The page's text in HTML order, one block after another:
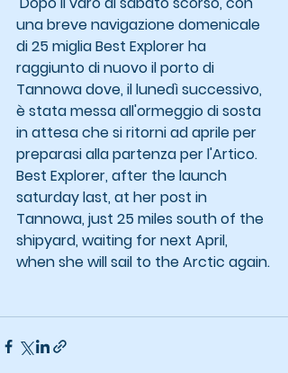
una breve navigazione domenicale
di 25 miglia Best Explorer ha
raggiunto di nuovo il porto di
Tannowa dove, il lunedì successivo,
è stata messa all'ormeggio di sosta
in attesa che si ritorni ad aprile per
preparasi alla partenza per l'Artico.
Best Explorer, after the launch
saturday last, at her post in
Tannowa, just 25 miles south of the
shipyard, waiting for next April,
when she will sail to the Arctic again.